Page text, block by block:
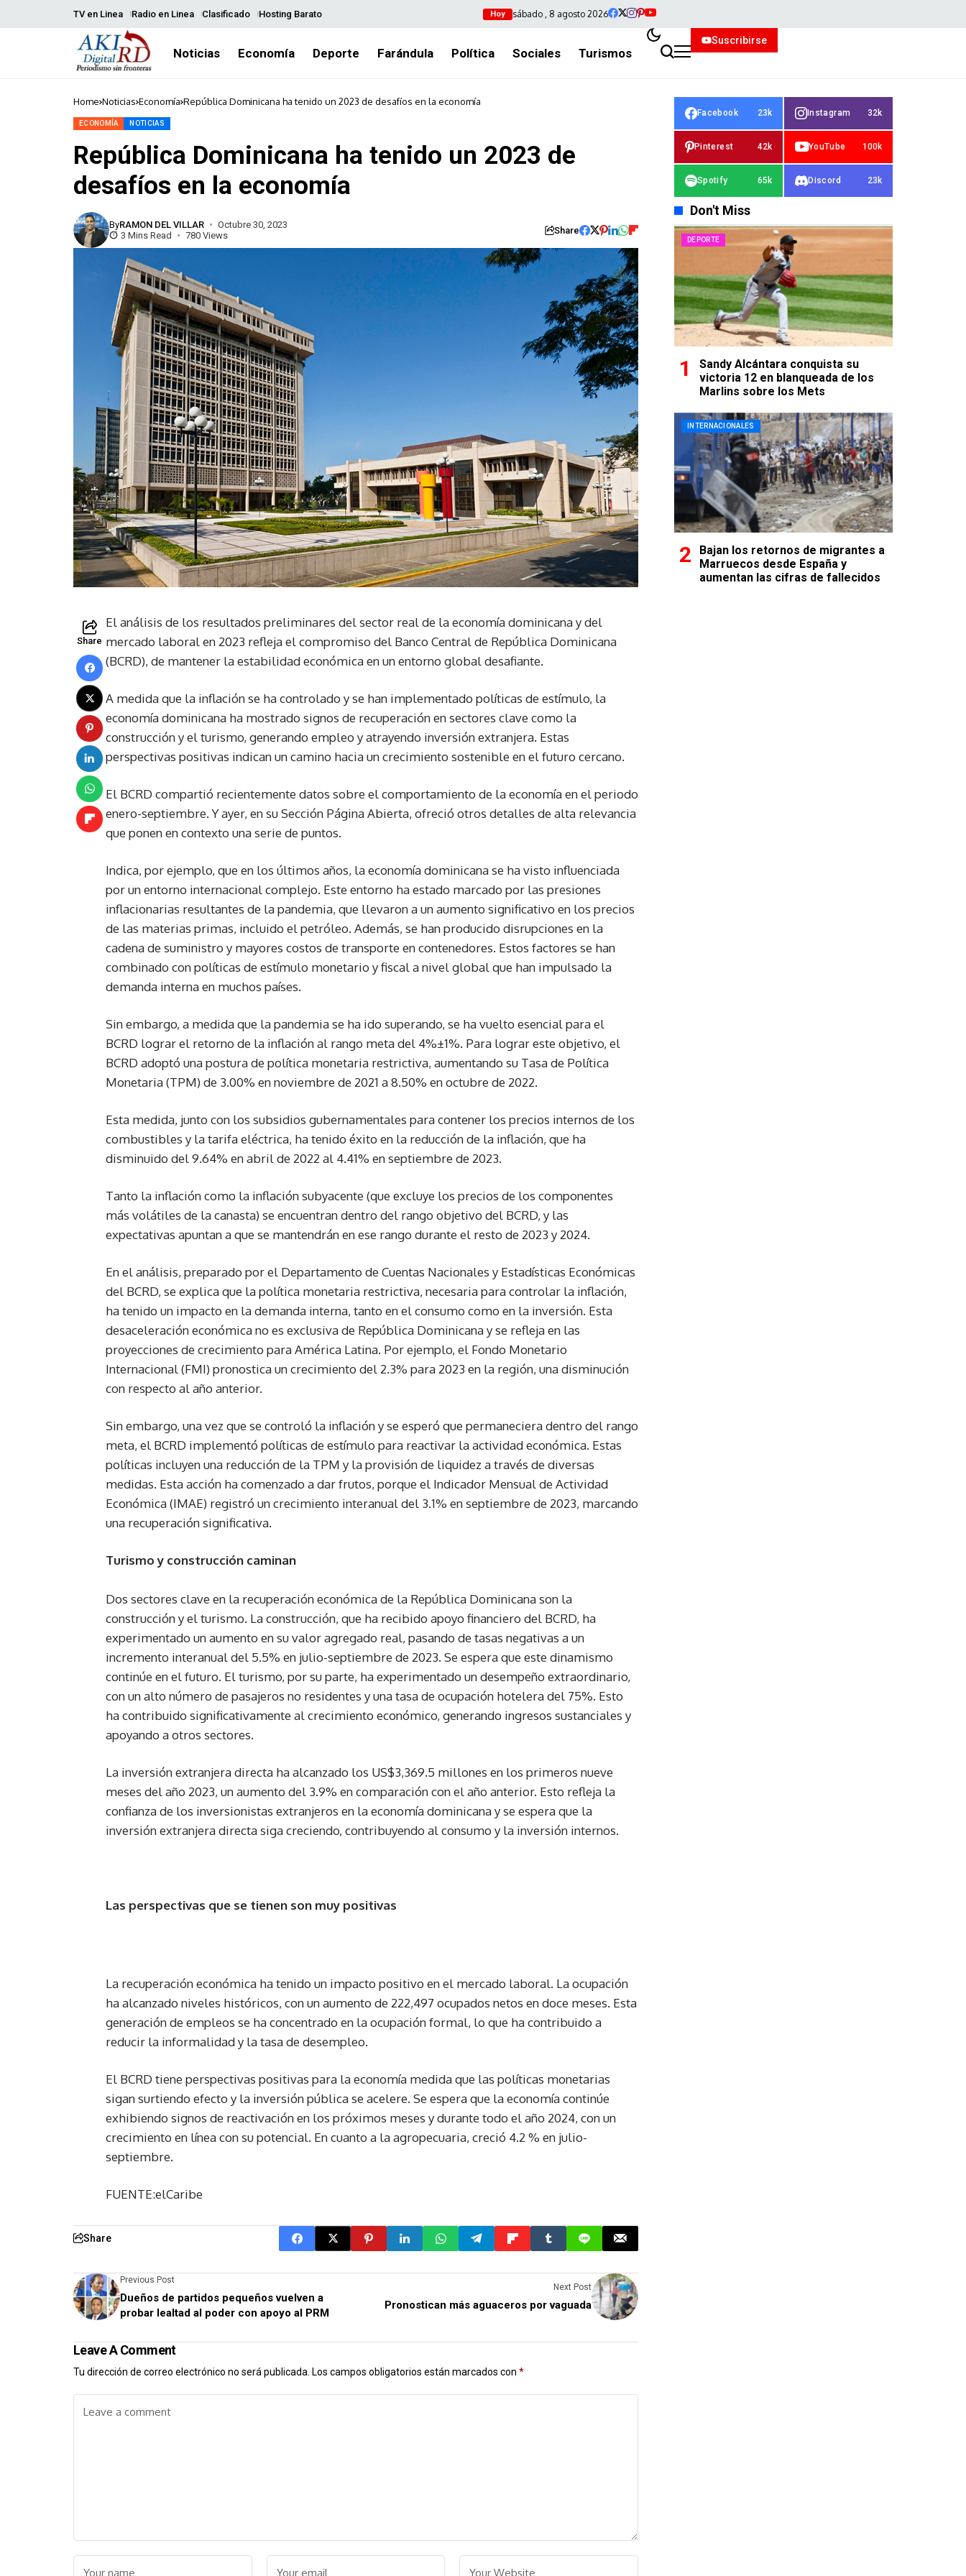
TV en Linea Radio en Linea Clasificado Hosting Barato Hoy sábado , 8 agosto 2026
Noticias Economía Deporte Farándula Política Sociales Turismos
Suscribirse
Home Noticias Economía República Dominicana ha tenido un 2023 de desafíos en la economía
ECONOMÍA NOTICIAS
República Dominicana ha tenido un 2023 de
desafíos en la economía
ByRAMON DEL VILLAR
Octubre 30, 2023
3 Mins Read
780 Views Share
Share
El análisis de los resultados preliminares del sector real de la economía dominicana y del
mercado laboral en 2023 refleja el compromiso del Banco Central de República Dominicana
(BCRD), de mantener la estabilidad económica en un entorno global desafiante.
A medida que la inflación se ha controlado y se han implementado políticas de estímulo, la
economía dominicana ha mostrado signos de recuperación en sectores clave como la
construcción y el turismo, generando empleo y atrayendo inversión extranjera. Estas
perspectivas positivas indican un camino hacia un crecimiento sostenible en el futuro cercano.
El BCRD compartió recientemente datos sobre el comportamiento de la economía en el periodo
enero-septiembre. Y ayer, en su Sección Página Abierta, ofreció otros detalles de alta relevancia
que ponen en contexto una serie de puntos.
Indica, por ejemplo, que en los últimos años, la economía dominicana se ha visto influenciada
por un entorno internacional complejo. Este entorno ha estado marcado por las presiones
inflacionarias resultantes de la pandemia, que llevaron a un aumento significativo en los precios
de las materias primas, incluido el petróleo. Además, se han producido disrupciones en la
cadena de suministro y mayores costos de transporte en contenedores. Estos factores se han
combinado con políticas de estímulo monetario y fiscal a nivel global que han impulsado la
demanda interna en muchos países.
Sin embargo, a medida que la pandemia se ha ido superando, se ha vuelto esencial para el
BCRD lograr el retorno de la inflación al rango meta del 4%±1%. Para lograr este objetivo, el
BCRD adoptó una postura de política monetaria restrictiva, aumentando su Tasa de Política
Monetaria (TPM) de 3.00% en noviembre de 2021 a 8.50% en octubre de 2022.
Esta medida, junto con los subsidios gubernamentales para contener los precios internos de los
combustibles y la tarifa eléctrica, ha tenido éxito en la reducción de la inflación, que ha
disminuido del 9.64% en abril de 2022 al 4.41% en septiembre de 2023.
Tanto la inflación como la inflación subyacente (que excluye los precios de los componentes
más volátiles de la canasta) se encuentran dentro del rango objetivo del BCRD, y las
expectativas apuntan a que se mantendrán en ese rango durante el resto de 2023 y 2024.
En el análisis, preparado por el Departamento de Cuentas Nacionales y Estadísticas Económicas
del BCRD, se explica que la política monetaria restrictiva, necesaria para controlar la inflación,
ha tenido un impacto en la demanda interna, tanto en el consumo como en la inversión. Esta
desaceleración económica no es exclusiva de República Dominicana y se refleja en las
proyecciones de crecimiento para América Latina. Por ejemplo, el Fondo Monetario
Internacional (FMI) pronostica un crecimiento del 2.3% para 2023 en la región, una disminución
con respecto al año anterior.
Sin embargo, una vez que se controló la inflación y se esperó que permaneciera dentro del rango
meta, el BCRD implementó políticas de estímulo para reactivar la actividad económica. Estas
políticas incluyen una reducción de la TPM y la provisión de liquidez a través de diversas
medidas. Esta acción ha comenzado a dar frutos, porque el Indicador Mensual de Actividad
Económica (IMAE) registró un crecimiento interanual del 3.1% en septiembre de 2023, marcando
una recuperación significativa.
Turismo y construcción caminan
Dos sectores clave en la recuperación económica de la República Dominicana son la
construcción y el turismo. La construcción, que ha recibido apoyo financiero del BCRD, ha
experimentado un aumento en su valor agregado real, pasando de tasas negativas a un
incremento interanual del 5.5% en julio-septiembre de 2023. Se espera que este dinamismo
continúe en el futuro. El turismo, por su parte, ha experimentado un desempeño extraordinario,
con un alto número de pasajeros no residentes y una tasa de ocupación hotelera del 75%. Esto
ha contribuido significativamente al crecimiento económico, generando ingresos sustanciales y
apoyando a otros sectores.
La inversión extranjera directa ha alcanzado los US$3,369.5 millones en los primeros nueve
meses del año 2023, un aumento del 3.9% en comparación con el año anterior. Esto refleja la
confianza de los inversionistas extranjeros en la economía dominicana y se espera que la
inversión extranjera directa siga creciendo, contribuyendo al consumo y la inversión internos.
Las perspectivas que se tienen son muy positivas
La recuperación económica ha tenido un impacto positivo en el mercado laboral. La ocupación
ha alcanzado niveles históricos, con un aumento de 222,497 ocupados netos en doce meses. Esta
generación de empleos se ha concentrado en la ocupación formal, lo que ha contribuido a
reducir la informalidad y la tasa de desempleo.
El BCRD tiene perspectivas positivas para la economía medida que las políticas monetarias
sigan surtiendo efecto y la inversión pública se acelere. Se espera que la economía continúe
exhibiendo signos de reactivación en los próximos meses y durante todo el año 2024, con un
crecimiento en línea con su potencial. En cuanto a la agropecuaria, creció 4.2 % en julio-
septiembre.
FUENTE:elCaribe
Share
Previous Post
Dueños de partidos pequeños vuelven a
probar lealtad al poder con apoyo al PRM
Next Post
Pronostican más aguaceros por vaguada
Leave A Comment
Tu dirección de correo electrónico no será publicada. Los campos obligatorios están marcados con *
Facebook 23k Instagram 32k
Pinterest 42k YouTube 100k
Spotify 65k Discord 23k
Don't Miss
DEPORTE
Sandy Alcántara conquista su
victoria 12 en blanqueada de los
Marlins sobre los Mets
INTERNACIONALES
Bajan los retornos de migrantes a
Marruecos desde España y
aumentan las cifras de fallecidos